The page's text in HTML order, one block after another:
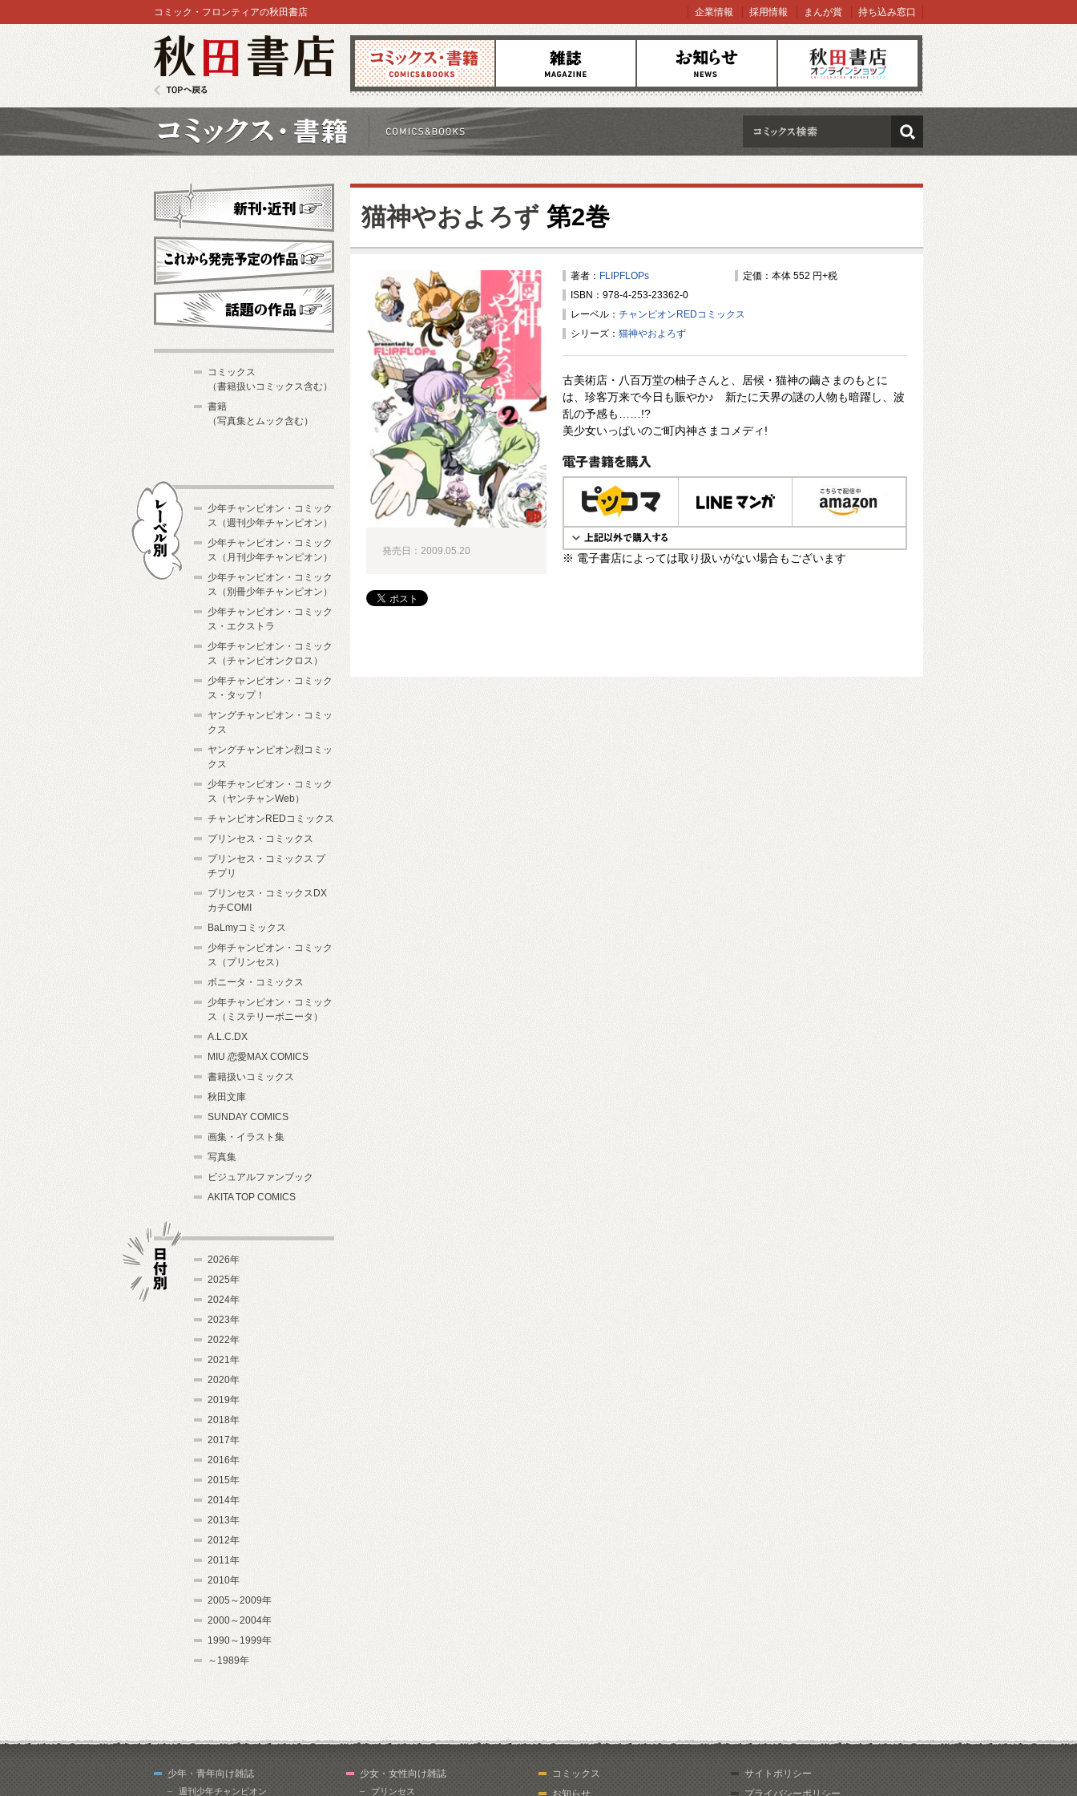
コミックス 雑誌 お知らせ オンラインショップ
コミック・フロンティアの秋田書店 企業情報 採用情報 まんが賞 持ち込み窓口
検索
猫神やおよろず 第2巻
著者： FLIPFLOPs
定価：本体 552 円+税
ISBN：978-4-253-23362-0
レーベル： チャンピオンREDコミックス
シリーズ： 猫神やおよろず
古美術店・八百万堂の柚子さんと、居候・猫神の繭さまのもとに
は、珍客万来で今日も賑やか♪ 新たに天界の謎の人物も暗躍し、波
乱の予感も……!?
美少女いっぱいのご町内神さまコメディ!
電子書籍で購入
※ 電子書店によっては取り扱いがない場合もございます
発売日：2009.05.20
新刊・近刊
これから発売予定
コミックス
（書籍扱いコミックス含む）
書籍
（写真集とムック含む）
少年チャンピオン・コミック
ス（週刊少年チャンピオン）
少年チャンピオン・コミック
ス（月刊少年チャンピオン）
少年チャンピオン・コミック
ス（別冊少年チャンピオン）
少年チャンピオン・コミック
ス・エクストラ
少年チャンピオン・コミック
ス（チャンピオンクロス）
少年チャンピオン・コミック
ス・タップ！
ヤングチャンピオン・コミッ
クス
ヤングチャンピオン烈コミッ
クス
少年チャンピオン・コミック
ス（ヤンチャンWeb）
チャンピオンREDコミックス
プリンセス・コミックス
プリンセス・コミックス プ
チプリ
プリンセス・コミックスDX
カチCOMI
BaLmyコミックス
少年チャンピオン・コミック
ス（プリンセス）
ボニータ・コミックス
少年チャンピオン・コミック
ス（ミステリーボニータ）
A.L.C.DX
MIU 恋愛MAX COMICS
書籍扱いコミックス
秋田文庫
SUNDAY COMICS
画集・イラスト集
写真集
ビジュアルファンブック
AKITA TOP COMICS
2026年
2025年
2024年
2023年
2022年
2021年
2020年
2019年
2018年
2017年
2016年
2015年
2014年
2013年
2012年
2011年
2010年
2005～2009年
2000～2004年
1990～1999年
～1989年
少年・青年向け雑誌
週刊少年チャンピオン
少女・女性向け雑誌
プリンセス
コミックス
お知らせ
サイトポリシー
プライバシーポリシー